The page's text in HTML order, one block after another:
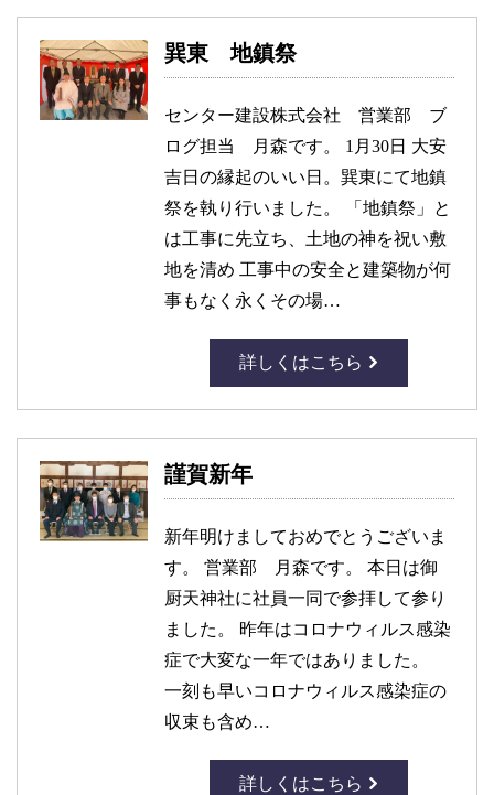
巽東 地鎮祭
センター建設株式会社 営業部 ブ
ログ担当 月森です。 1月30日 大安
吉日の縁起のいい日。巽東にて地鎮
祭を執り行いました。 「地鎮祭」と
は工事に先立ち、土地の神を祝い敷
地を清め 工事中の安全と建築物が何
事もなく永くその場…
詳しくはこちら
謹賀新年
新年明けましておめでとうございま
す。 営業部 月森です。 本日は御
厨天神社に社員一同で参拝して参り
ました。 昨年はコロナウィルス感染
症で大変な一年ではありました。
一刻も早いコロナウィルス感染症の
収束も含め…
詳しくはこちら